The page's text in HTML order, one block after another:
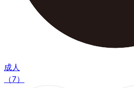
成人
（7）